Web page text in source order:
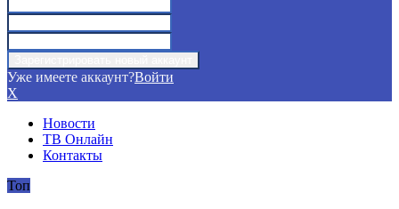
Уже имеете аккаунт?Войти
X
Новости
ТВ Онлайн
Контакты
Топ